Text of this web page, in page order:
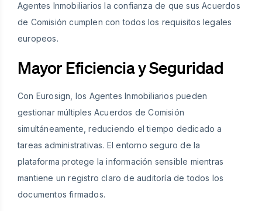
Agentes Inmobiliarios la confianza de que sus Acuerdos
de Comisión cumplen con todos los requisitos legales
europeos.
Mayor Eficiencia y Seguridad
Con Eurosign, los Agentes Inmobiliarios pueden
gestionar múltiples Acuerdos de Comisión
simultáneamente, reduciendo el tiempo dedicado a
tareas administrativas. El entorno seguro de la
plataforma protege la información sensible mientras
mantiene un registro claro de auditoría de todos los
documentos firmados.